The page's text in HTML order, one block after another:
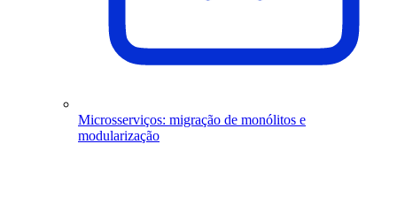
Microsserviços: migração de monólitos e
modularização